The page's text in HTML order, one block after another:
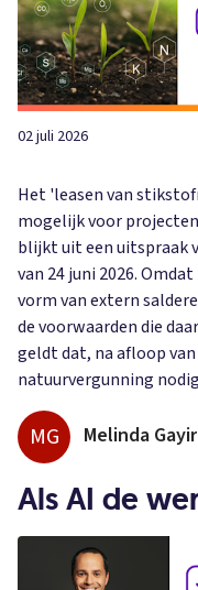
02 juli 2026
Het 'leasen van
mogelijk voor
blijkt uit een uitspraak
van 24 juni 2026.
vorm van extern
de voorwaarden die
geldt dat, na afloop
natuurvergunning
MG Melinda Gayir
Als AI de